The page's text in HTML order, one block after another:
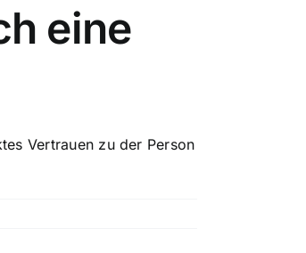
eine
Vertrauen zu der Person